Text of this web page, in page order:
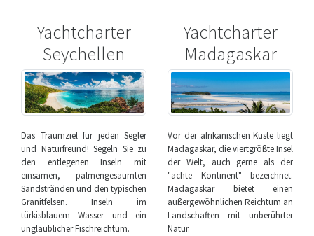
Yachtcharter
Seychellen
Das Traumziel für jeden Segler
und Naturfreund! Segeln Sie zu
den entlegenen Inseln mit
einsamen, palmengesäumten
Sandstränden und den typischen
Granitfelsen. Inseln im
türkisblauem Wasser und ein
unglaublicher Fischreichtum.
Yachtcharter
Madagaskar
Vor der afrikanischen Küste liegt
Madagaskar, die viertgrößte Insel
der Welt, auch gerne als der
"achte Kontinent" bezeichnet.
Madagaskar bietet einen
außergewöhnlichen Reichtum an
Landschaften mit unberührter
Natur.